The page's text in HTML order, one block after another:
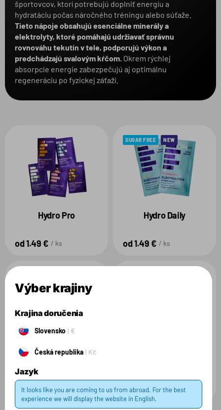
športovcov, ktorí potrebujú doplniť energiu a
hydratáciu počas náročného tréningu alebo súťaže.
Tieto nápoje obsahujú esenciálne minerály a
elektrolyty, ktoré pomáhajú udržiavať správnu
rovnováhu tekutín v tele, podporujú výkon a
predchádzajú svalovým kŕčom. Okrem rýchlej
absorpcie energie zabezpečujú aj optimálnu
regeneráciu po fyzickej záťaži.
Hydro Pro
od 1.49 € ks
SUGAR FREE NEW
Hydro Daily
od 1.49 € ks
Hydro Pro Ready-to-
od 2.49 € ks od 2.49 € ks
Produkt
Zvolené filtre:
VARIANT:CITRÓN BALENIE:18X10G
Výber krajiny
Krajina doručenia
Slovensko €
Česká republika Kč
Jazyk
It looks like you are coming to us from abroad. For the best
experience we will display the website in English.